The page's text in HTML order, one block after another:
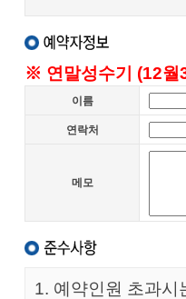
※ 연말성수기 (12월
이름
연락처
메모
1. 예약인원 초과시